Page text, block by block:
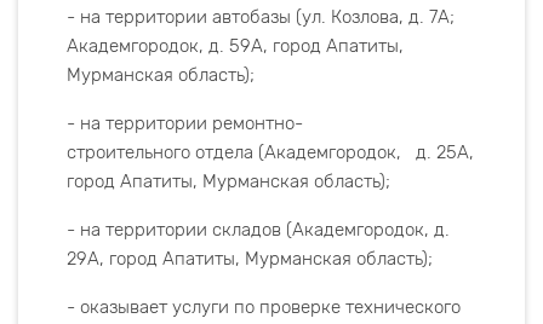
- на территории автобазы (ул. Козлова, д. 7А;
Академгородок, д. 59А, город Апатиты,
Мурманская область);
- на территории ремонтно-
строительного отдела (Академгородок, д. 25А,
город Апатиты, Мурманская область);
- на территории складов (Академгородок, д.
29А, город Апатиты, Мурманская область);
- оказывает услуги по проверке технического